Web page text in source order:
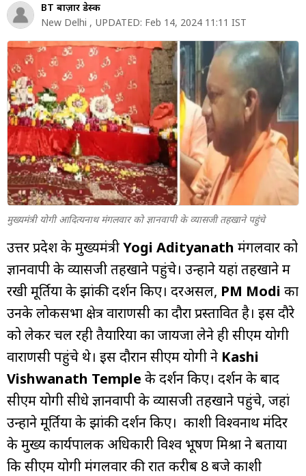
शेयर
बाज़ार
ट्रेंडिंग
बिजनेस
न्यूज
वीडियो
म्यूचुअल
फंड
BT बाज़ार डेस्क
New Delhi , UPDATED: Feb 14, 2024 11:11 IST
मुख्यमंत्री योगी आदित्यनाथ मंगलवार को ज्ञानवापी के व्यासजी तहखाने पहुंचे
उत्तर प्रदेश के मुख्यमंत्रीYogi Adityanath मंगलवार को
ज्ञानवापी के व्यासजी तहखाने पहुंचे। उन्होंने यहां तहखाने में
रखी मूर्तियों के झांकी दर्शन किए। दरअसल, PM Modi का
उनके लोकसभा क्षेत्र वाराणसी का दौरा प्रस्तावित है। इस दौरे
को लेकर चल रही तैयारियों का जायजा लेने ही सीएम योगी
वाराणसी पहुंचे थे। इस दौरान सीएम योगी ने Kashi
Vishwanath Temple के दर्शन किए। दर्शन के बाद
सीएम योगी सीधे ज्ञानवापी के व्यासजी तहखाने पहुंचे, जहां
उन्होंने मूर्तियों के झांकी दर्शन किए। काशी विश्वनाथ मंदिर
के मुख्य कार्यपालक अधिकारी विश्व भूषण मिश्रा ने बताया
कि सीएम योगी मंगलवार की रात करीब 8 बजे काशी